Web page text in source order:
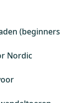
(beginners
Nordic